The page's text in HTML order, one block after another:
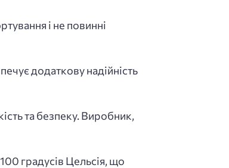
і не повинні
додаткову надійність
та безпеку. Виробник,
градусів Цельсія, що